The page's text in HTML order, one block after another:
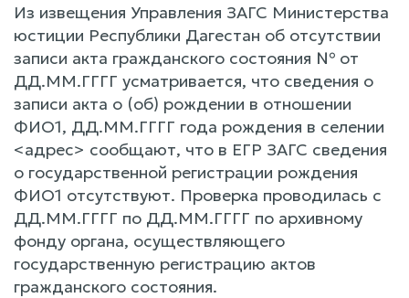
Из извещения Управления ЗАГС Министерства
юстиции Республики Дагестан об отсутствии
записи акта гражданского состояния № от
ДД.ММ.ГГГГ усматривается, что сведения о
записи акта о (об) рождении в отношении
ФИО1, ДД.ММ.ГГГГ года рождения в селении
<адрес> сообщают, что в ЕГР ЗАГС сведения
о государственной регистрации рождения
ФИО1 отсутствуют. Проверка проводилась с
ДД.ММ.ГГГГ по ДД.ММ.ГГГГ по архивному
фонду органа, осуществляющего
государственную регистрацию актов
гражданского состояния.